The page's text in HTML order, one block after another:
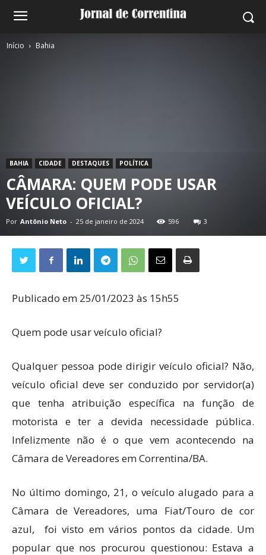
Início Bahia
BAHIA CIDADE DESTAQUES POLÍTICA
CÂMARA: QUEM PODE USAR
VEÍCULO OFICIAL?
Por Antônio Neto - 25 de janeiro de 2024 596 3
Publicado em 25/01/2023 às 15h55
Quem pode usar veículo oficial?
Qualquer pessoa pode dirigir veículo oficial? ​Não,
veículo oficial deve ser conduzido por servidor(a)
que tenha atribuição específica na função de
motorista e ter a devida necessidade pública.
Infelizmente não é o que vem acontecendo na
Câmara de Vereadores em Correntina/BA.
No último domingo, 21, o veículo alugado para a
Câmara de Vereadores, uma Fiat/Touro de cor
azul, foi visto em vários pontos da cidade. Um
popular que nos procurou questionou: Estava a